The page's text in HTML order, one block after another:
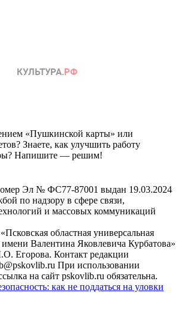
«Пушкинской карты» или
Знаете, как улучшить работу
Напишите — решим!
Эл № ФС77-87001 выдан 19.03.2024
по надзору в сфере связи,
и массовых коммуникаций
областная универсальная
имени Валентина Яковлевича Курбатова»
Егорова. Контакт редакции
При использовании
на сайт pskovlib.ru обязательна.
как не поддаться на уловки